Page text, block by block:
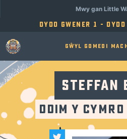
Dydd Gwener 1 -
Mwy gan Little
Gŵyl Gomedi
Steffan
Ddim y